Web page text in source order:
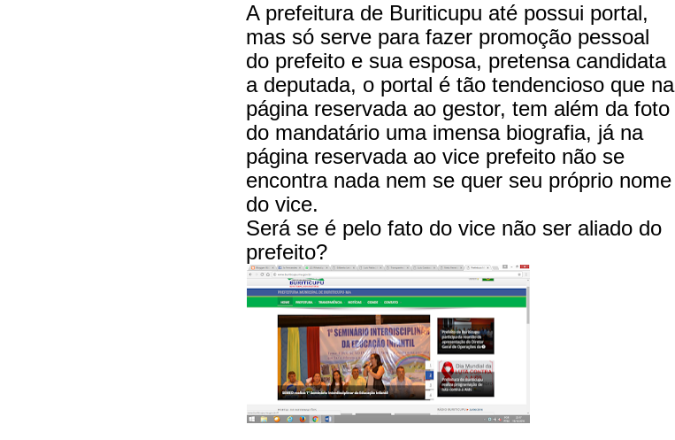
A prefeitura de Buriticupu até possui portal,
mas só serve para fazer promoção pessoal
do prefeito e sua esposa, pretensa candidata
a deputada, o portal é tão tendencioso que na
página reservada ao gestor, tem além da foto
do mandatário uma imensa biografia, já na
página reservada ao vice prefeito não se
encontra nada nem se quer seu próprio nome
do vice.
Será se é pelo fato do vice não ser aliado do
prefeito?